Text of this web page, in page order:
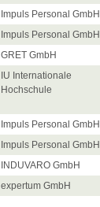
Impuls Personal GmbH
Impuls Personal GmbH
GRET GmbH
IU Internationale
Hochschule
Impuls Personal GmbH
Impuls Personal GmbH
INDUVARO GmbH
expertum GmbH